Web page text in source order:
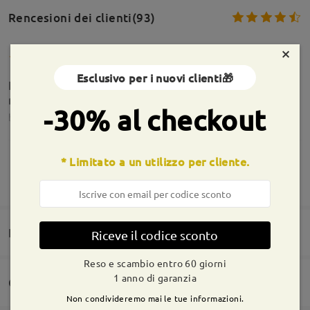
Informazioni sulla montatura
Rencesioni dei clienti(93)
Le lenti sembrano di ottima qualità, la montatura
risulta leggermente troppo larga per il mio viso
by May 18 , 2026
Ottime montatura e di ottima manifattura
consigliatissima!!
by May 20 , 2024
MOSTRA DI PIÙ
Domande e risposte(1)
Consegna
×
Esclusivo per i nuovi clienti🎁
-30% al checkout
* Limitato a un utilizzo per cliente.
Riceve il codice sconto
Reso e scambio entro 60 giorni
1 anno di garanzia
Non condivideremo mai le tue informazioni.